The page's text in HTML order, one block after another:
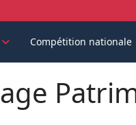
Compétition nationale